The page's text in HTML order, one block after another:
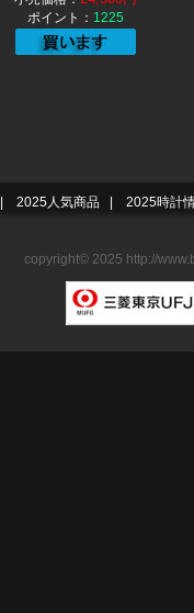
ポイント： 1225
2025人気商品 2025時計
copyright© 2025 http://
グ ベントレー バーナト レ